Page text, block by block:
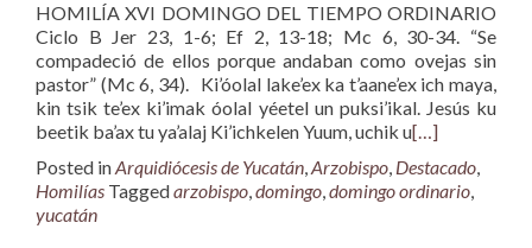
HOMILÍA XVI DOMINGO DEL TIEMPO ORDINARIO
Ciclo B Jer 23, 1-6; Ef 2, 13-18; Mc 6, 30-34. “Se
compadeció de ellos porque andaban como ovejas sin
pastor” (Mc 6, 34). Ki’óolal lake’ex ka t’aane’ex ich maya,
kin tsik te’ex ki’imak óolal yéetel un puksi’ikal. Jesús ku
beetik ba’ax tu ya’alaj Ki’ichkelen Yuum, uchik u[…]
Posted inArquidiócesis de Yucatán,Arzobispo, Destacado,
Homilías Taggedarzobispo,domingo,domingo ordinario,
yucatán